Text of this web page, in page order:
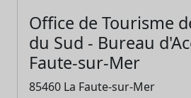
Office de Tourisme
du Sud - Bureau
Faute-sur-Mer
85460 La Faute-sur-Mer